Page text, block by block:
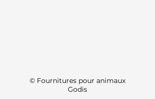
© Fournitures pour animaux
Godis